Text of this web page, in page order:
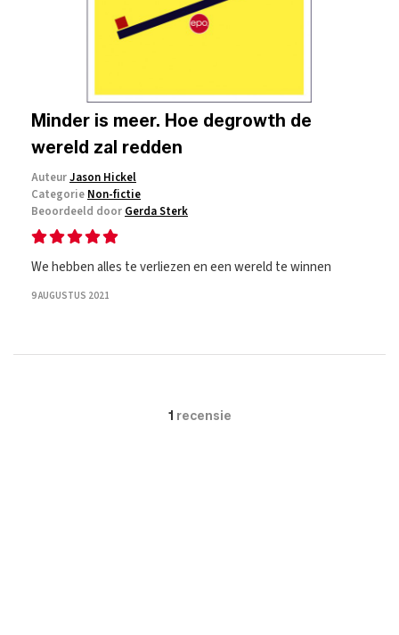
Minder is meer. Hoe degrowth de
wereld zal redden
AuteurJason Hickel
Categorie Non-fictie
Beoordeeld door Gerda Sterk
We hebben alles te verliezen en een wereld te winnen
9 AUGUSTUS 2021
1 recensie